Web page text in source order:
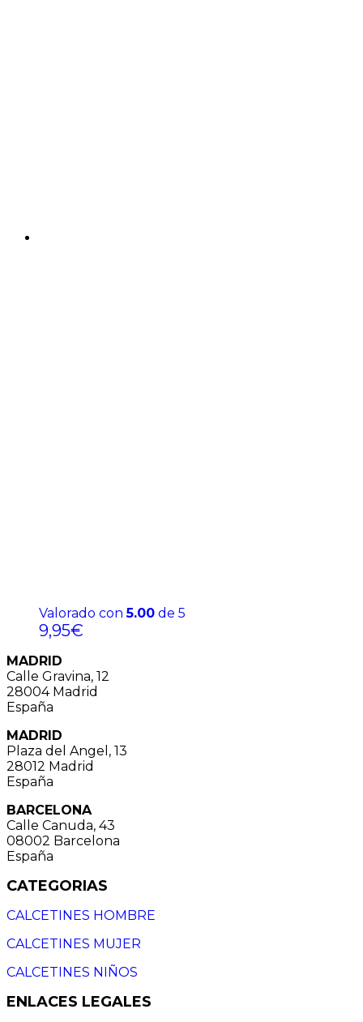
Valorado con5.00 de 5
9,95€
MADRID
Calle Gravina, 12
28004 Madrid
España
MADRID
Plaza del Angel, 13
28012 Madrid
España
BARCELONA
Calle Canuda, 43
08002 Barcelona
España
CATEGORIAS
CALCETINES HOMBRE
CALCETINES MUJER
CALCETINES NIÑOS
ENLACES LEGALES